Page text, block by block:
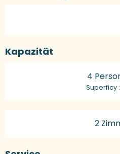
Kapazität
4
Superficy
2